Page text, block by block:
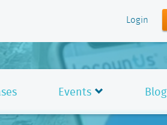
Login
Events Blog